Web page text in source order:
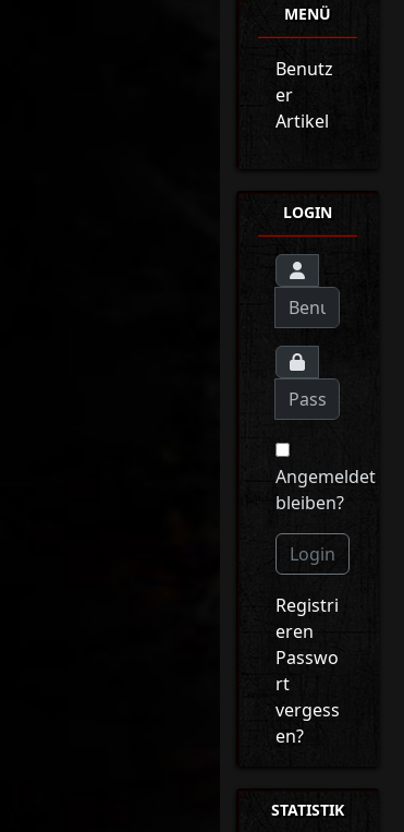
MENÜ
Benutz
er
Artikel
LOGIN
Angemeldet
bleiben?
Login
Registri
eren
Passwo
rt
vergess
en?
STATISTIK